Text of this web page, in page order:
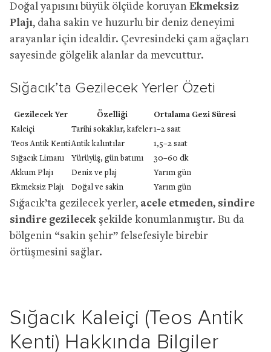
Doğal yapısını büyük ölçüde koruyan Ekmeksiz
Plajı, daha sakin ve huzurlu bir deniz deneyimi
arayanlar için idealdir. Çevresindeki çam ağaçları
sayesinde gölgelik alanlar da mevcuttur.
Sığacık’ta Gezilecek Yerler Özeti
Gezilecek Yer Özelliği
Ortalama Gezi Süresi
Kaleiçi
Tarihi sokaklar, kafeler1–2 saat
Teos Antik KentiAntik kalıntılar
1,5–2 saat
Sığacık Limanı
Yürüyüş, gün batımı
30–60 dk
Akkum Plajı
Deniz ve plaj
Yarım gün
Ekmeksiz Plajı
Doğal ve sakin Yarım gün
Sığacık’ta gezilecek yerler, acele etmeden, sindire
sindire gezilecek şekilde konumlanmıştır. Bu da
bölgenin “sakin şehir” felsefesiyle birebir
örtüşmesini sağlar.
Sığacık Kaleiçi (Teos Antik
Kenti) Hakkında Bilgiler